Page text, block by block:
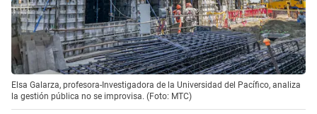
Elsa Galarza, profesora-Investigadora de la Universidad del Pacífico, analiza
la gestión pública no se improvisa. (Foto: MTC)